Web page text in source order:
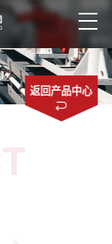
返回产品中心